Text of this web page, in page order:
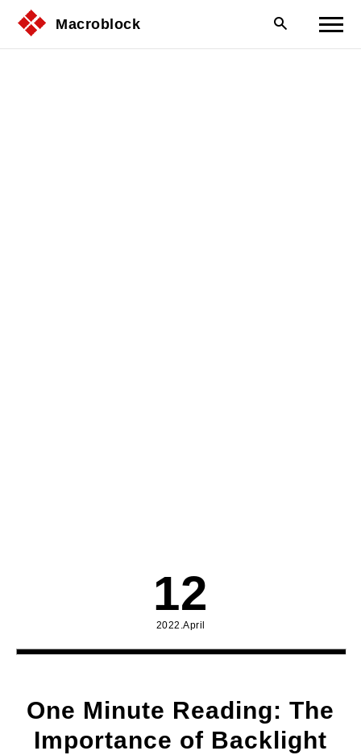
Macroblock
12
2022.April
One Minute Reading: The
Importance of Backlight